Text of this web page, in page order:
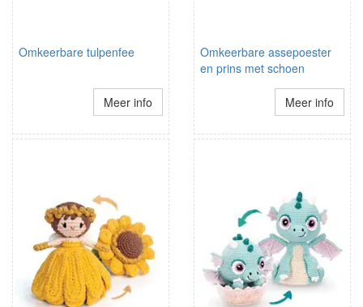
Omkeerbare tulpenfee
Meer info
Omkeerbare assepoester
en prins met schoen
Meer info